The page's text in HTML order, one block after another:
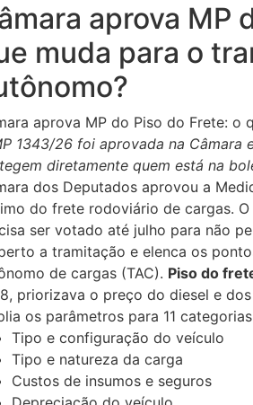
aprova MP
muda para o
aprova MP do Piso do Frete:
1343/26 foi aprovada na Câmara
diretamente quem está na
dos Deputados aprovou a
do frete rodoviário de cargas.
ser votado até julho para não
a tramitação e elenca os
de cargas (TAC). Piso do
priorizava o preço do diesel e
os parâmetros para 11
Tipo e configuração do veículo
Tipo e natureza da carga
Custos de insumos e seguros